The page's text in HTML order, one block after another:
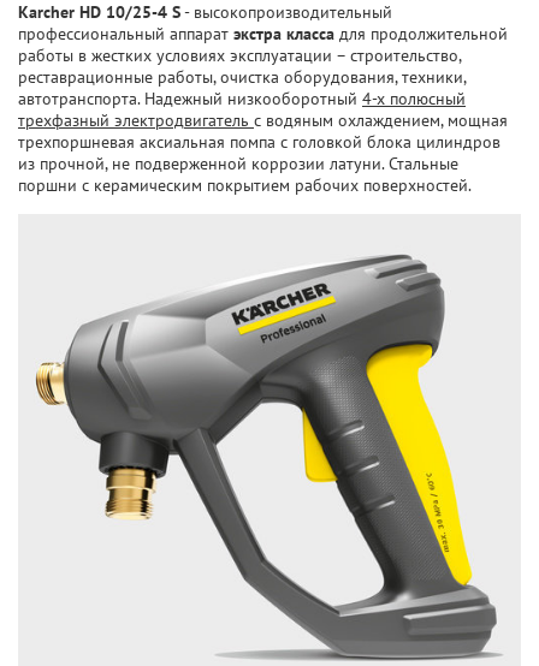
Karcher HD 10/25-4 S- высокопроизводительный
профессиональный аппарат экстра класса для продолжительной
работы в жестких условиях эксплуатации – строительство,
реставрационные работы, очистка оборудования, техники,
автотранспорта. Надежный низкооборотный 4-х полюсный
трехфазный электродвигатель с водяным охлаждением, мощная
трехпоршневая аксиальная помпа с головкой блока цилиндров
из прочной, не подверженной коррозии латуни. Стальные
поршни с керамическим покрытием рабочих поверхностей.